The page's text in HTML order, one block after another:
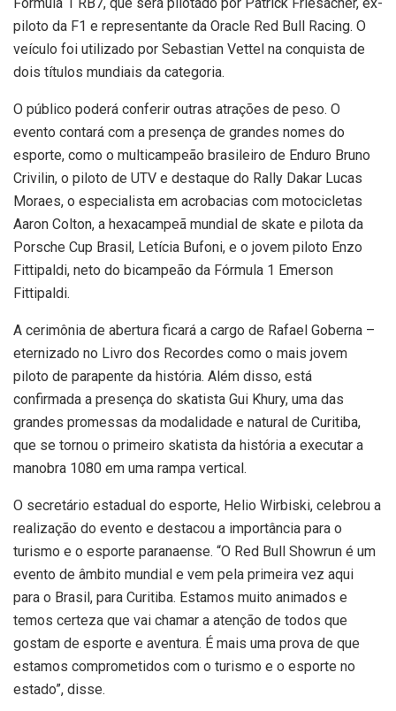
piloto da F1 e representante da Oracle Red Bull Racing. O
veículo foi utilizado por Sebastian Vettel na conquista de
dois títulos mundiais da categoria.
O público poderá conferir outras atrações de peso. O
evento contará com a presença de grandes nomes do
esporte, como o multicampeão brasileiro de Enduro Bruno
Crivilin, o piloto de UTV e destaque do Rally Dakar Lucas
Moraes, o especialista em acrobacias com motocicletas
Aaron Colton, a hexacampeã mundial de skate e pilota da
Porsche Cup Brasil, Letícia Bufoni, e o jovem piloto Enzo
Fittipaldi, neto do bicampeão da Fórmula 1 Emerson
Fittipaldi.
A cerimônia de abertura ficará a cargo de Rafael Goberna –
eternizado no Livro dos Recordes como o mais jovem
piloto de parapente da história. Além disso, está
confirmada a presença do skatista Gui Khury, uma das
grandes promessas da modalidade e natural de Curitiba,
que se tornou o primeiro skatista da história a executar a
manobra 1080 em uma rampa vertical.
O secretário estadual do esporte, Helio Wirbiski, celebrou a
realização do evento e destacou a importância para o
turismo e o esporte paranaense. “O Red Bull Showrun é um
evento de âmbito mundial e vem pela primeira vez aqui
para o Brasil, para Curitiba. Estamos muito animados e
temos certeza que vai chamar a atenção de todos que
gostam de esporte e aventura. É mais uma prova de que
estamos comprometidos com o turismo e o esporte no
estado”, disse.